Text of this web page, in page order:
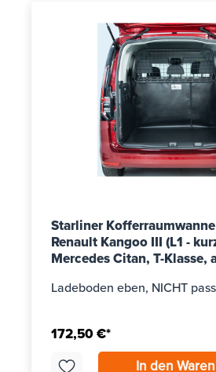
Starliner
Renault Kangoo III (L1 -
Mercedes Citan, T-Klasse,
Ladeboden eben, NICHT
172,50 €*
In den